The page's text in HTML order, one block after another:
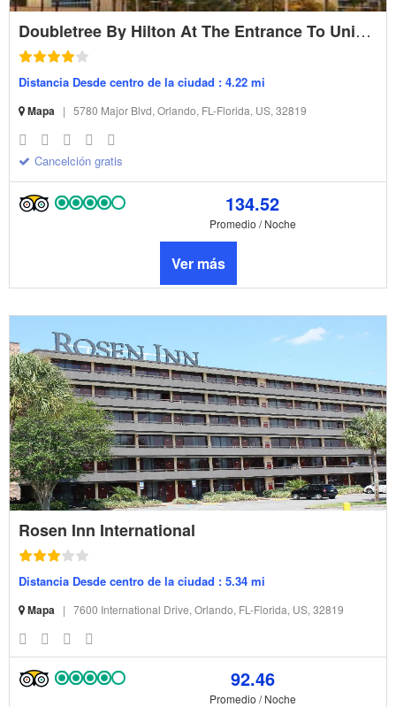
Doubletree By Hilton At The Entrance To Universal Orlando
Distancia Desde centro de la ciudad : 4.22 mi
Mapa | 5780 Major Blvd, Orlando, FL-Florida, US, 32819
Cancelción gratis
134.52
Promedio / Noche
Ver más
Rosen Inn International
Distancia Desde centro de la ciudad : 5.34 mi
Mapa | 7600 International Drive, Orlando, FL-Florida, US, 32819
92.46
Promedio / Noche